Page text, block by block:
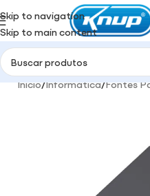
Skip to navigation
Skip to main content
Início/Informática/Fontes